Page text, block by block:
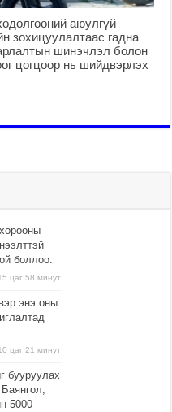
аюулгүй
зохицуулалтаас гадна
шинэчлэл болон
цогцоор нь шийдвэрлэх
боллоо.
цаг 58 минут
энэ оны
цаг 21 минут
бууруулах
5000